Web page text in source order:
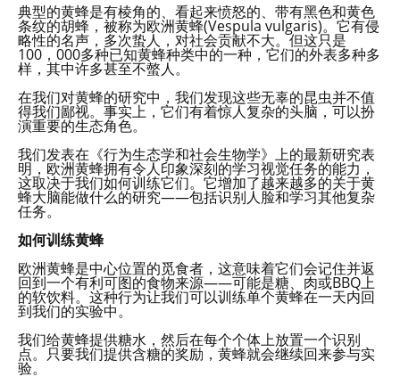
典型的黄蜂是有棱角的、看起来愤怒的、带有黑色和黄色
条纹的胡蜂，被称为欧洲黄蜂(Vespula vulgaris)。它有侵
略性的名声，多次蛰人，对社会贡献不大。但这只是
100，000多种已知黄蜂种类中的一种，它们的外表多种多
样，其中许多甚至不螫人。
在我们对黄蜂的研究中，我们发现这些无辜的昆虫并不值
得我们鄙视。事实上，它们有着惊人复杂的头脑，可以扮
演重要的生态角色。
我们发表在《行为生态学和社会生物学》上的最新研究表
明，欧洲黄蜂拥有令人印象深刻的学习视觉任务的能力，
这取决于我们如何训练它们。它增加了越来越多的关于黄
蜂大脑能做什么的研究——包括识别人脸和学习其他复杂
任务。
如何训练黄蜂
欧洲黄蜂是中心位置的觅食者，这意味着它们会记住并返
回到一个有利可图的食物来源——可能是糖、肉或BBQ上
的软饮料。这种行为让我们可以训练单个黄蜂在一天内回
到我们的实验中。
我们给黄蜂提供糖水，然后在每个个体上放置一个识别
点。只要我们提供含糖的奖励，黄蜂就会继续回来参与实
验。